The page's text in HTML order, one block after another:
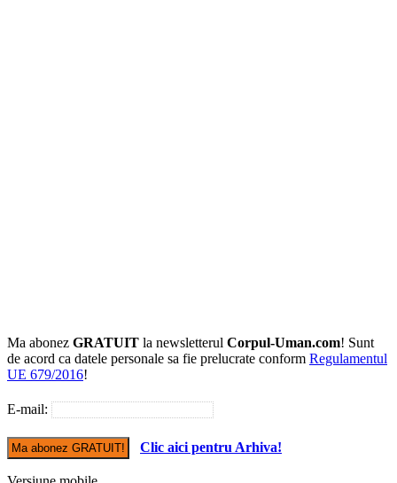
Ma abonez GRATUIT la newsletterul Corpul-Uman.com! Sunt
de acord ca datele personale sa fie prelucrate conform Regulamentul
UE 679/2016!
E-mail:
Clic aici pentru Arhiva!